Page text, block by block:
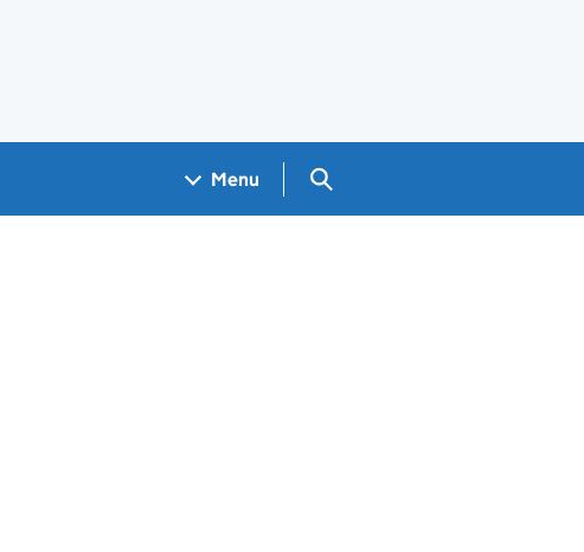
Menu Search GOV.UK